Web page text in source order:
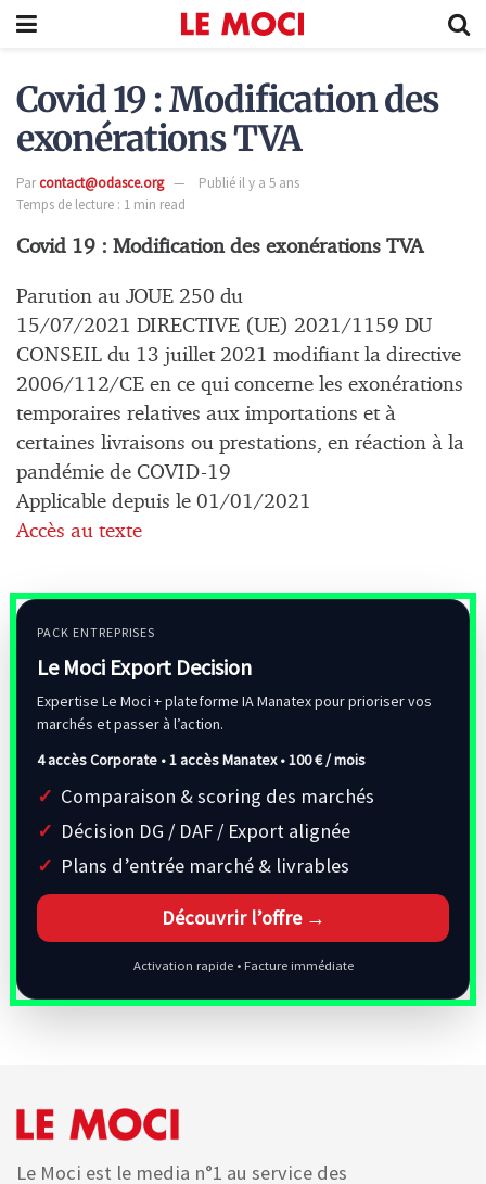
Covid 19 : Modification des
exonérations TVA
Parcontact@odasce.org
Publié il y a 5 ans
Temps de lecture : 1 min read
Covid 19 : Modification des exonérations TVA
Parution au JOUE 250 du
15/07/2021 DIRECTIVE (UE) 2021/1159 DU
CONSEIL du 13 juillet 2021 modifiant la directive
2006/112/CE en ce qui concerne les exonérations
temporaires relatives aux importations et à
certaines livraisons ou prestations, en réaction à la
pandémie de COVID-19
Applicable depuis le 01/01/2021
Accès au texte
PACK ENTREPRISES
Le Moci Export Decision
Expertise Le Moci + plateforme IA Manatex pour prioriser vos
marchés et passer à l’action.
4 accès Corporate • 1 accès Manatex •100 € / mois
Comparaison & scoring des marchés
Décision DG / DAF / Export alignée
Plans d’entrée marché & livrables
Découvrir l’offre →
Activation rapide • Facture immédiate
Le Moci est le media n°1 au service des